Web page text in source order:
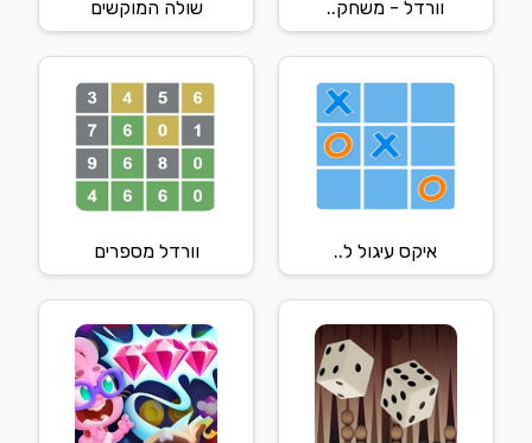
וורדל - משחק.. שולה המוקשים
איקס עיגול ל.. וורדל מספרים